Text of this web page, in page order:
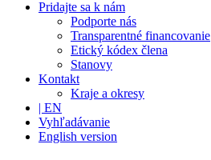
Pridajte sa k nám
Podporte nás
Transparentné financovanie
Etický kódex člena
Stanovy
Kontakt
Kraje a okresy
| EN
Vyhľadávanie
English version